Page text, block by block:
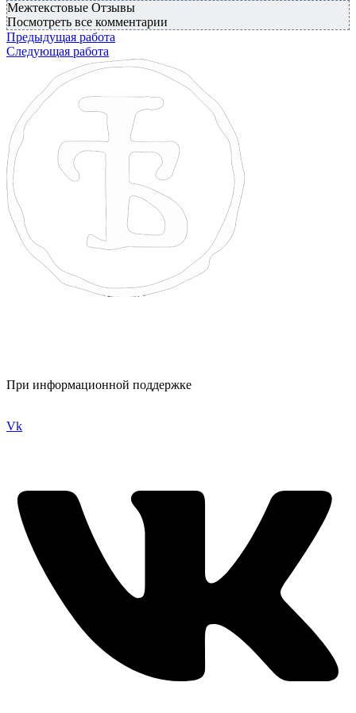
Межтекстовые Отзывы
Посмотреть все комментарии
Предыдущая работа
Следующая работа
При информационной поддержке
Vk